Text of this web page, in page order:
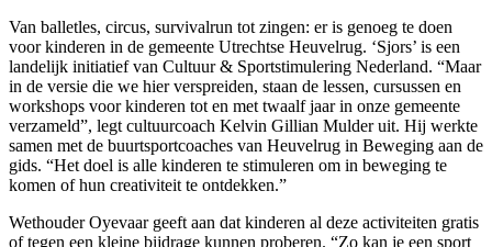
Van balletles, circus, survivalrun tot zingen: er is genoeg te doen
voor kinderen in de gemeente Utrechtse Heuvelrug. ‘Sjors’ is een
landelijk initiatief van Cultuur & Sportstimulering Nederland. “Maar
in de versie die we hier verspreiden, staan de lessen, cursussen en
workshops voor kinderen tot en met twaalf jaar in onze gemeente
verzameld”, legt cultuurcoach Kelvin Gillian Mulder uit. Hij werkte
samen met de buurtsportcoaches van Heuvelrug in Beweging aan de
gids. “Het doel is alle kinderen te stimuleren om in beweging te
komen of hun creativiteit te ontdekken.”
Wethouder Oyevaar geeft aan dat kinderen al deze activiteiten gratis
of tegen een kleine bijdrage kunnen proberen. “Zo kan je een sport